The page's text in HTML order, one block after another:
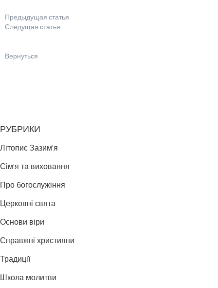
Предыдущая статья
Следущая статья
Вернуться
РУБРИКИ
Літопис Зазим'я
Сім'я та виховання
Про богослужіння
Церковні свята
Основи віри
Справжні християни
Традиції
Школа молитви